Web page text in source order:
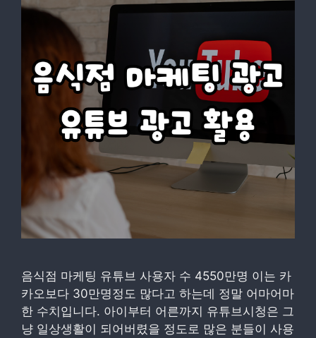
음식점 마케팅 유튜브 사용자 수 4550만명 이는 카
카오보다 30만명정도 많다고 하는데 정말 어마어마
한 수치입니다. 아이부터 어른까지 유튜브시청은 그
냥 일상생활이 되어버렸을 정도로 많은 분들이 사용